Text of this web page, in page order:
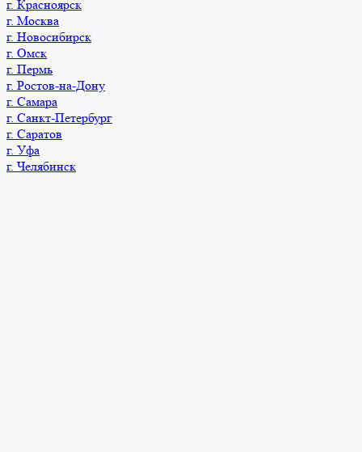
г. Красноярск
г. Москва
г. Новосибирск
г. Омск
г. Пермь
г. Ростов-на-Дону
г. Самара
г. Санкт-Петербург
г. Саратов
г. Уфа
г. Челябинск